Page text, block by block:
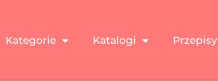
Kategorie Katalogi Przepisy